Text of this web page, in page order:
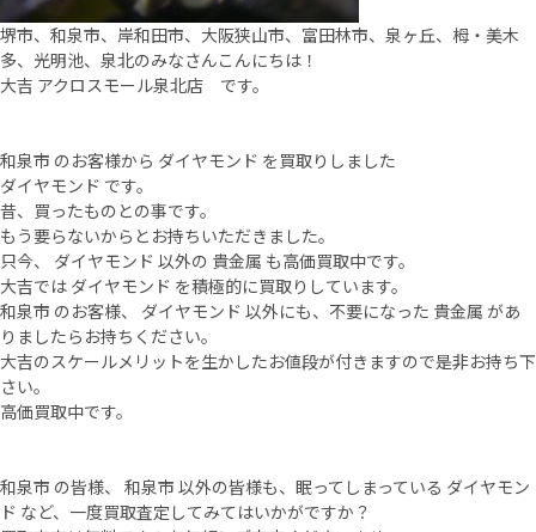
堺市、和泉市、岸和田市、大阪狭山市、富田林市、泉ヶ丘、栂・美木
多、光明池、泉北のみなさんこんにちは！
大吉 アクロスモール泉北店 です。
和泉市 のお客様から ダイヤモンド を買取りしました
ダイヤモンド です。
昔、買ったものとの事です。
もう要らないからとお持ちいただきました。
只今、 ダイヤモンド 以外の 貴金属 も高価買取中です。
大吉では ダイヤモンド を積極的に買取りしています。
和泉市 のお客様、 ダイヤモンド 以外にも、不要になった 貴金属 があ
りましたらお持ちください。
大吉のスケールメリットを生かしたお値段が付きますので是非お持ち下
さい。
高価買取中です。
和泉市 の皆様、 和泉市 以外の皆様も、眠ってしまっている ダイヤモン
ド など、一度買取査定してみてはいかがですか？